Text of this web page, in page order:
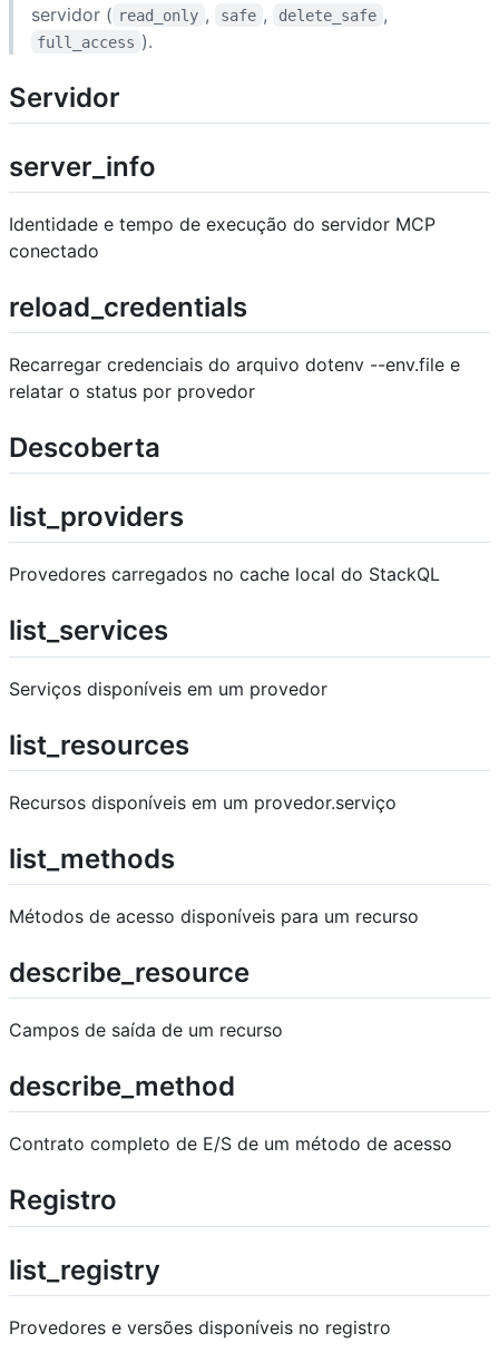
servidor ( read_only , safe , delete_safe ,
full_access ).
Servidor
server_info
Identidade e tempo de execução do servidor MCP
conectado
reload_credentials
Recarregar credenciais do arquivo dotenv --env.file e
relatar o status por provedor
Descoberta
list_providers
Provedores carregados no cache local do StackQL
list_services
Serviços disponíveis em um provedor
list_resources
Recursos disponíveis em um provedor.serviço
list_methods
Métodos de acesso disponíveis para um recurso
describe_resource
Campos de saída de um recurso
describe_method
Contrato completo de E/S de um método de acesso
Registro
list_registry
Provedores e versões disponíveis no registro